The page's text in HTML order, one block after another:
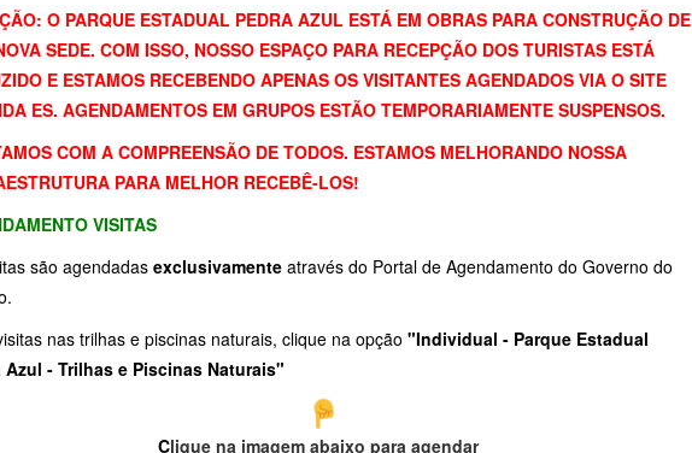
O PARQUE ESTADUAL PEDRA AZUL ESTÁ EM OBRAS PARA CONSTRUÇÃO DE
SEDE. COM ISSO, NOSSO ESPAÇO PARA RECEPÇÃO DOS TURISTAS ESTÁ
E ESTAMOS RECEBENDO APENAS OS VISITANTES AGENDADOS VIA O SITE
ES. AGENDAMENTOS EM GRUPOS ESTÃO TEMPORARIAMENTE SUSPENSOS.
COM A COMPREENSÃO DE TODOS. ESTAMOS MELHORANDO NOSSA
PARA MELHOR RECEBÊ-LOS!
VISITAS
são agendadas exclusivamenteatravés do Portal de Agendamento do Governo do
nas trilhas e piscinas naturais, clique na opção "Individual - Parque Estadual
Azul - Trilhas e Piscinas Naturais"
Clique na imagem abaixo para agendar